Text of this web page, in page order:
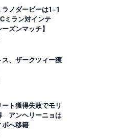
ノダービーは1−1
ミラン対インテ
ズンマッチ】
、ザークツィー獲
ート獲得失敗でモリ
アンヘリーニョは
へ移籍